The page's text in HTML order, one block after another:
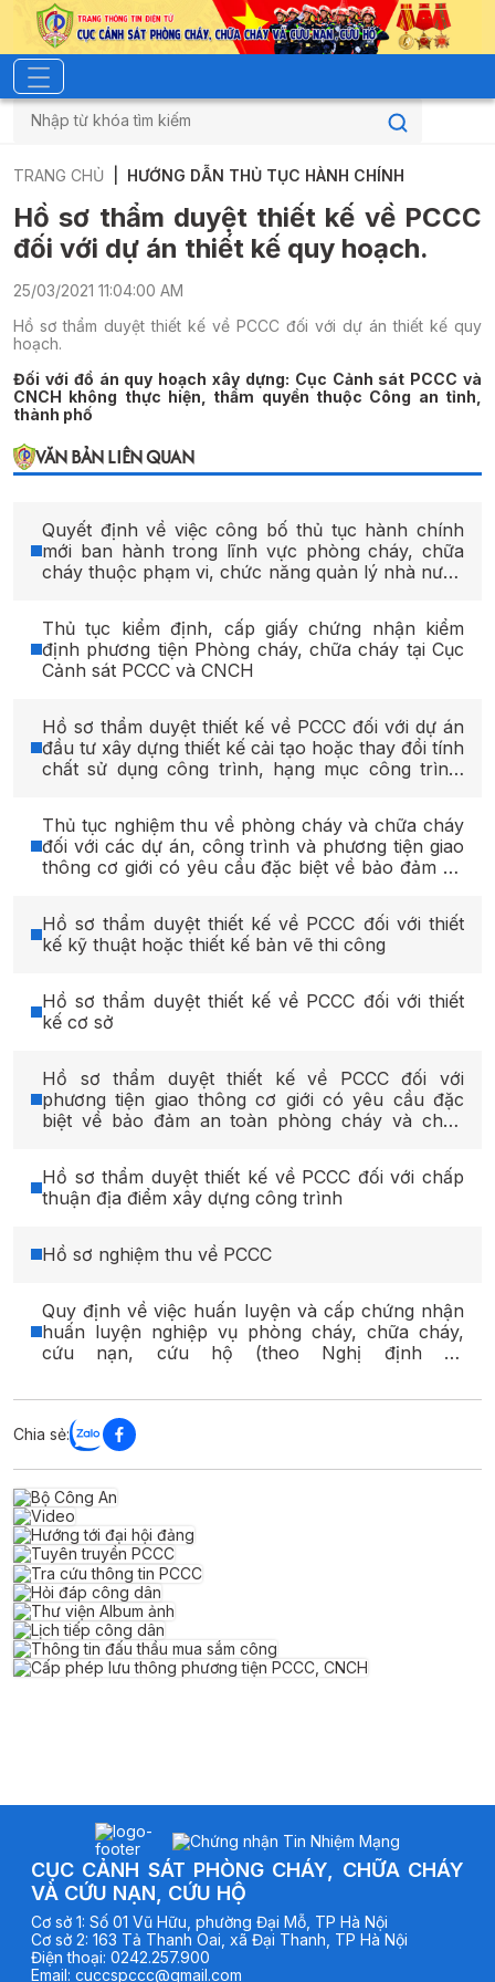
TRANG CHỦ HƯỚNG DẪN THỦ TỤC HÀNH CHÍNH
Hồ sơ thẩm duyệt thiết kế về PCCC
đối với dự án thiết kế quy hoạch.
25/03/2021 11:04:00 AM
Hồ sơ thẩm duyệt thiết kế về PCCC đối với dự án thiết kế quy
hoạch.
Đối với đồ án quy hoạch xây dựng: Cục Cảnh sát PCCC và
CNCH không thực hiện, thẩm quyền thuộc Công an tỉnh,
thành phố
VĂN BẢN LIÊN QUAN
Quyết định về việc công bố thủ tục hành chính
mới ban hành trong lĩnh vực phòng cháy, chữa
cháy thuộc phạm vi, chức năng quản lý nhà nước
Thủ tục kiểm định, cấp giấy chứng nhận kiểm
định phương tiện Phòng cháy, chữa cháy tại Cục
Cảnh sát PCCC và CNCH
Hồ sơ thẩm duyệt thiết kế về PCCC đối với dự án
đầu tư xây dựng thiết kế cải tạo hoặc thay đổi tính
chất sử dụng công trình, hạng mục công trình;
mới hạng mục công trình
Thủ tục nghiệm thu về phòng cháy và chữa cháy
đối với các dự án, công trình và phương tiện giao
thông cơ giới có yêu cầu đặc biệt về bảo đảm an
lục V ban hành kèm theo Nghị định số
136/2020/NĐ-CP ngày 24/11/2020 của Chính phủ
Hồ sơ thẩm duyệt thiết kế về PCCC đối với thiết
kế kỹ thuật hoặc thiết kế bản vẽ thi công
Hồ sơ thẩm duyệt thiết kế về PCCC đối với thiết
kế cơ sở
Hồ sơ thẩm duyệt thiết kế về PCCC đối với
phương tiện giao thông cơ giới có yêu cầu đặc
biệt về bảo đảm an toàn phòng cháy và chữa
Hồ sơ thẩm duyệt thiết kế về PCCC đối với chấp
thuận địa điểm xây dựng công trình
Hồ sơ nghiệm thu về PCCC
Quy định về việc huấn luyện và cấp chứng nhận
huấn luyện nghiệp vụ phòng cháy, chữa cháy,
cứu nạn, cứu hộ (theo Nghị định số
Chia sẻ:
CỤC CẢNH SÁT PHÒNG CHÁY, CHỮA CHÁY
VÀ CỨU NẠN, CỨU HỘ
Cơ sở 1: Số 01 Vũ Hữu, phường Đại Mỗ, TP Hà Nội
Cơ sở 2: 163 Tả Thanh Oai, xã Đại Thanh, TP Hà Nội
Điện thoại: 0242.257.900
Email: cuccspccc@gmail.com